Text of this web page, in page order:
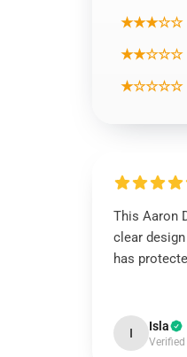
★★★☆☆
★★☆☆☆
★☆☆☆☆
This Aaron
clear
has
I Isla